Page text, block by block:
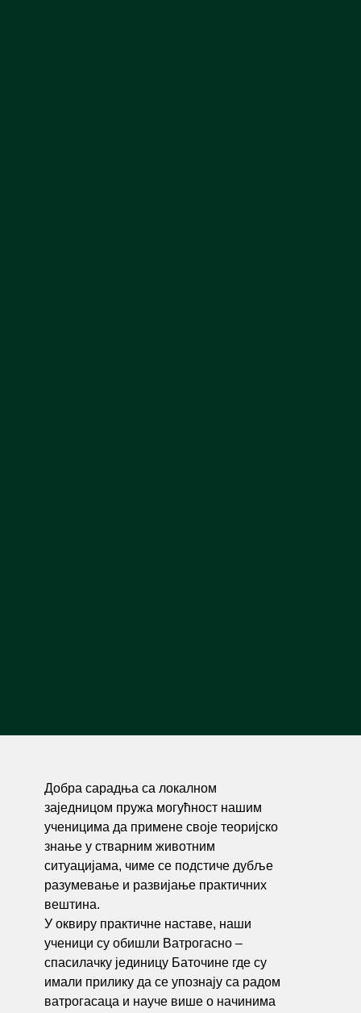
Добра сарадња са локалном
заједницом пружа могућност нашим
ученицима да примене своје теоријско
знање у стварним животним
ситуацијама, чиме се подстиче дубље
разумевање и развијање практичних
вештина.
У оквиру практичне наставе, наши
ученици су обишли Ватрогасно –
спасилачку јединицу Баточине где су
имали прилику да се упознају са радом
ватрогасаца и научe више о начинима